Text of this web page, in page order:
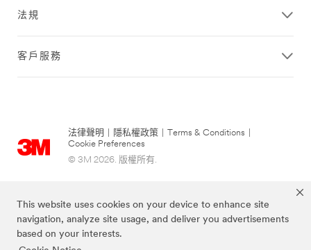
This website uses cookies on your device to enhance site
navigation, analyze site usage, and deliver you advertisements
based on your interests.
法規
客戶服務
法律聲明 隱私權政策 Terms & Conditions
Cookie Preferences
© 3M 2026. 版權所有.